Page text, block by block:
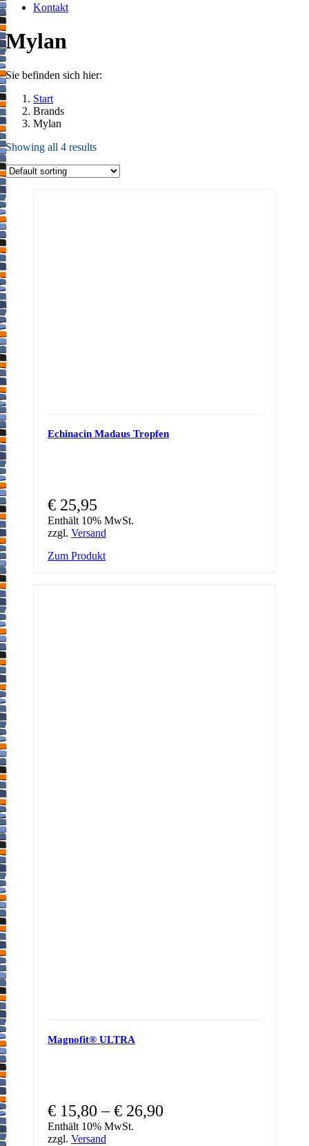
Kontakt
Mylan
Sie befinden sich hier:
Start
Brands
Mylan
Showing all 4 results
Echinacin Madaus Tropfen
€ 25,95
Enthält 10% MwSt.
zzgl. Versand
Zum Produkt
Magnofit® ULTRA
€ 15,80 –€ 26,90
Enthält 10% MwSt.
zzgl. Versand